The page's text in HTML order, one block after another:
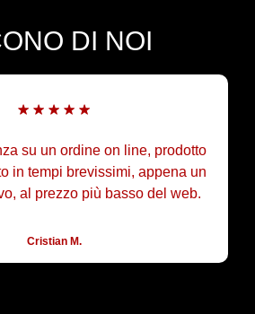
DI NOI
su un ordine on line, prodotto
in tempi brevissimi, appena un
al prezzo più basso del web.
Cristian M.